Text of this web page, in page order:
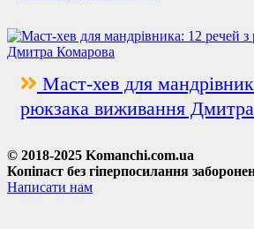
Маст-хев для
рюкзака виживання
© 2018-2025 Komanchi.com.ua
Копіпаст без гіперпосилання
Написати нам